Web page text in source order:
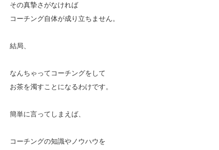
その真摯さがなければ
コーチング自体が成り立ちません。
結局、
なんちゃってコーチングをして
お茶を濁すことになるわけです。
簡単に言ってしまえば、
コーチングの知識やノウハウを